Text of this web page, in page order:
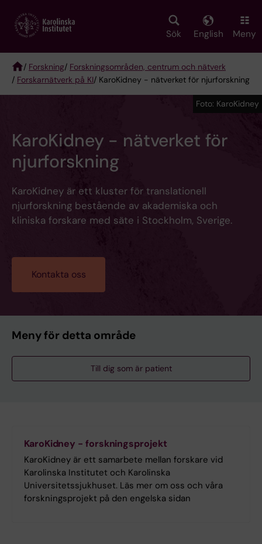
main
Sök English Meny
Breadcrumb
/ Forskning/ Forskningsområden, centrum och nätverk
/ Forskarnätverk på KI/ KaroKidney - nätverket för njurforskning
KaroKidney - nätverket för
njurforskning
KaroKidney är ett kluster för translationell
njurforskning bestående av akademiska och
kliniska forskare med säte i Stockholm, Sverige.
Kontakta oss
Foto: KaroKidney
Meny för detta område
Till dig som är patient
KaroKidney - forskningsprojekt
KaroKidney är ett samarbete mellan forskare vid
Karolinska Institutet och Karolinska
Universitetssjukhuset. Läs mer om oss och våra
forskningsprojekt på den engelska sidan